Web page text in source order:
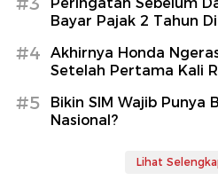
Bayar Pajak 2 Tahun
#4
Akhirnya Honda
Setelah Pertama Kali
#5
Bikin SIM Wajib Punya
Nasional?
Lihat